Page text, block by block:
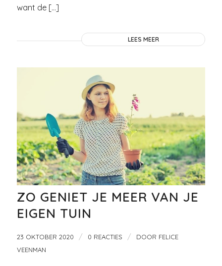
want de […]
LEES MEER
ZO GENIET JE MEER VAN JE
EIGEN TUIN
23 OKTOBER 2020 / 0 REACTIES / DOOR FELICE
VEENMAN